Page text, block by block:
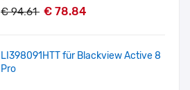
€ 94.61 € 78.84
LI398091HTT für Blackview Active 8
Pro